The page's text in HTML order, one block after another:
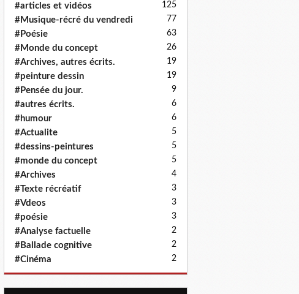
#articles et vidéos 125
#Musique-récré du vendredi 77
#Poésie 63
#Monde du concept 26
#Archives, autres écrits. 19
#peinture dessin 19
#Pensée du jour. 9
#autres écrits. 6
#humour 6
#Actualite 5
#dessins-peintures 5
#monde du concept 5
#Archives 4
#Texte récréatif 3
#Vdeos 3
#poésie 3
#Analyse factuelle 2
#Ballade cognitive 2
#Cinéma 2